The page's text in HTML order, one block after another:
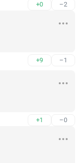
+0 –2
+9 –1
+1 –0